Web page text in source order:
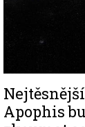
Apophis